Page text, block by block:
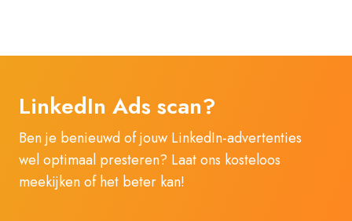
LinkedIn Ads scan?
Ben je benieuwd of jouw LinkedIn-advertenties
wel optimaal presteren? Laat ons kosteloos
meekijken of het beter kan!